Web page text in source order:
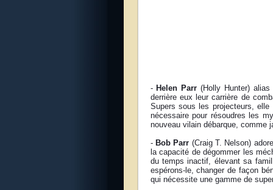
- Helen Parr(Holly Hunter)
derrière eux leur carrière de
Supers sous les projecteurs,
nécessaire pour résoudres les
nouveau vilain débarque, comme
- Bob Parr (Craig T. Nelson)
la capacité de dégommer les
du temps inactif, élevant sa
espérons-le, changer de façon
qui nécessite une gamme de